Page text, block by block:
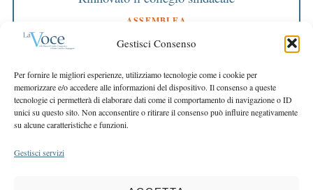
Gestisci Consenso
Per fornire le migliori esperienze, utilizziamo tecnologie come i cookie per
memorizzare e/o accedere alle informazioni del dispositivo. Il consenso a queste
tecnologie ci permetterà di elaborare dati come il comportamento di navigazione o ID
unici su questo sito. Non acconsentire o ritirare il consenso può influire negativamente
su alcune caratteristiche e funzioni.
Gestisci servizi
ASSEMBLEA
Bilancio approvato all’unanimità e 2 milioni
destinati al territorio
EDITORIALE DIRETTORE
Crescere restando riconoscibili
EDITORIALE PRESIDENTE
Costruire futuro insieme